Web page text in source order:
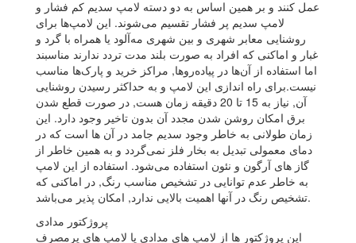
عمل کنند و بر همین اساس به دو دسته لامپ سدیم کم ‌فشار و
لامپ سدیم پر فشار تقسیم می‌شوند. این لامپ‌ها برای
روشنایی معابر شهری و بین شهری مه‌آلود یا همراه با گرد و
غبار و اماکنی که افراد به صورت بلند مدت تردد ندارند مناسبند
اما استفاده از آن‌ها در پیاده‌روها, مراکز خرید و پارک‌ها مناسب
نیست.برای راه اندازی این لامپ و به حداکثر رسیدن روشنایی
آن, نیاز به 15 تا 20 دقیقه زمان هست, در صورت قطع شدن
برق امکان روشن شدن مجدد آن بدون تاخیر وجود دارد. این
زمان طولانی به خاطر وجود سدیم جامد در آن ها است که در
دمای معمولی تبدیل به بخار فلز نمی‌گردد و به همین خاطر از
گاز های آرگون و نئون استفاده می‌شود. استفاده از این لامپ
به خاطر عدم توانایی در تشخیص مناسب رنگ, در اماکنی که
تشخیص رنگ در آنها اهمیت بالایی ندارد, امکان پذیر می‌باشد.
پروژکتور مدادی
این پروژکتور ها از لامپ های مدادی یا لامپ های پرمصرف